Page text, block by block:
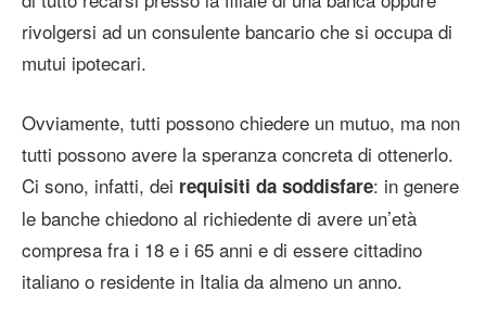
rivolgersi ad un consulente bancario che si occupa di
mutui ipotecari.
Ovviamente, tutti possono chiedere un mutuo, ma non
tutti possono avere la speranza concreta di ottenerlo.
Ci sono, infatti, dei requisiti da soddisfare: in genere
le banche chiedono al richiedente di avere un’età
compresa fra i 18 e i 65 anni e di essere cittadino
italiano o residente in Italia da almeno un anno.